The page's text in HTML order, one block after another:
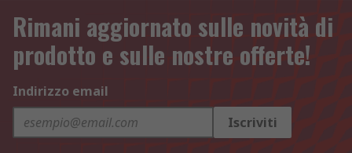
Rimani aggiornato sulle novità di
prodotto e sulle nostre offerte!
Indirizzo email
Iscriviti